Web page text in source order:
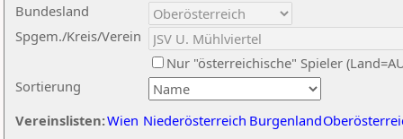
Sortierung
Bundesland
Spgem./Kreis/Verein
Nur "österreichische" Spieler
Vereinslisten:Wien Niederösterreich Burgenland